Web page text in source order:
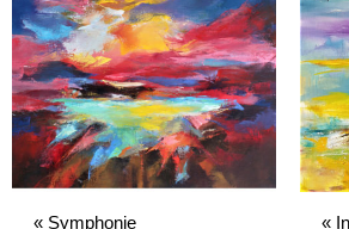
« Symphonie
«